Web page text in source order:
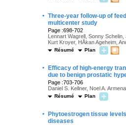
· Three-year follow-up of
multicenter study
Page :698-702
Lennart Wagrell, Sonny
Kurt Kroyer, HÅkan Ageheim,
Résumé Plan
·
Efficacy of high-energy
due to benign prostatic
Page :703-706
Daniel S. Kellner, Noel A.
Résumé Plan
·
Phytoestrogen tissue
diseases